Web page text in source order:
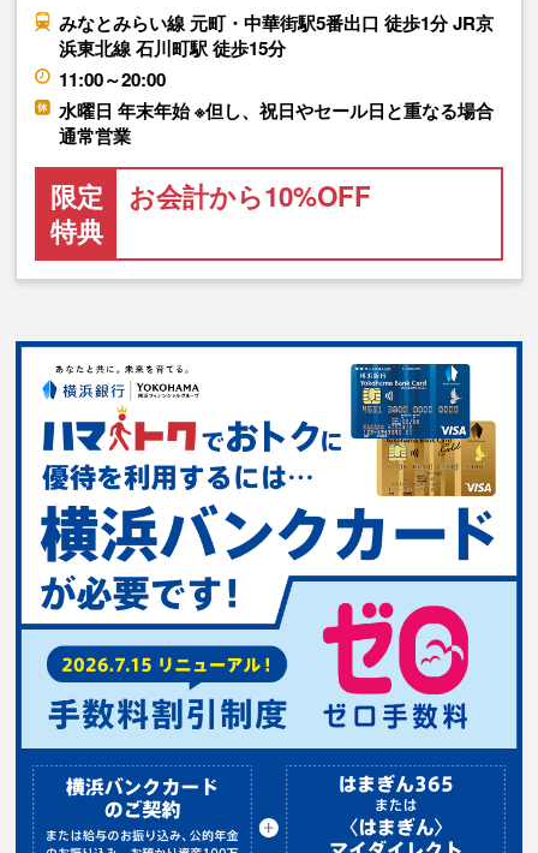
みなとみらい線 元町・中華街駅5番出口 徒歩1分 JR京
浜東北線 石川町駅 徒歩15分
11:00～20:00
水曜日 年末年始 ※但し、祝日やセール日と重なる場合
通常営業
限定
特典
お会計から10%OFF